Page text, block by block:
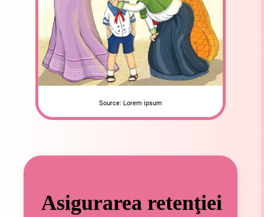
Source: Lorem ipsum
Asigurarea retenţiei